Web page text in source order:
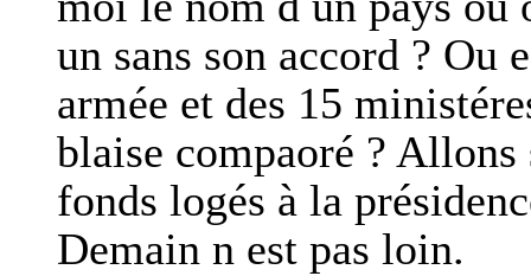
un sans son accord ? Ou
armée et des 15
blaise compaoré ?
fonds logés à la
Demain n est pas loin.